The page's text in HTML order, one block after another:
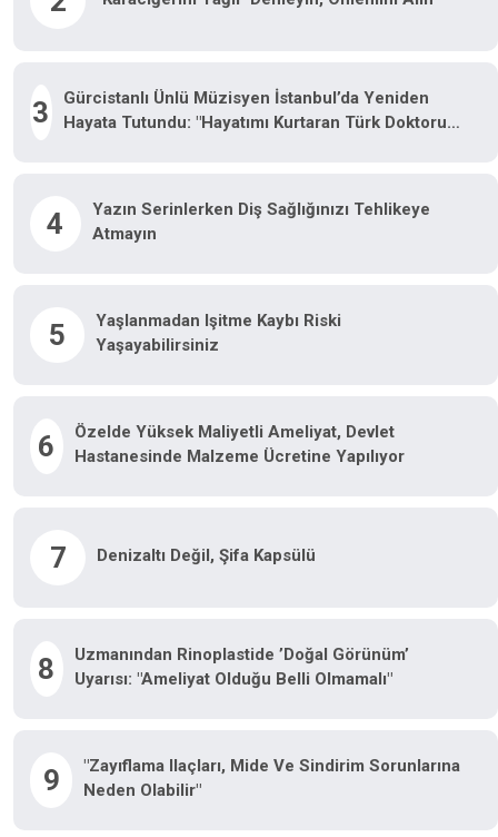
3
Gürcistanlı Ünlü Müzisyen İstanbul’da Yeniden
Hayata Tutundu: "Hayatımı Kurtaran Türk Doktorum
4
Yazın Serinlerken Diş Sağlığınızı Tehlikeye
Atmayın
5
Yaşlanmadan Işitme Kaybı Riski
Yaşayabilirsiniz
6
Özelde Yüksek Maliyetli Ameliyat, Devlet
Hastanesinde Malzeme Ücretine Yapılıyor
7 Denizaltı Değil, Şifa Kapsülü
8
Uzmanından Rinoplastide ’doğal Görünüm’
Uyarısı: "Ameliyat Olduğu Belli Olmamalı"
9
"Zayıflama Ilaçları, Mide Ve Sindirim Sorunlarına
Neden Olabilir"